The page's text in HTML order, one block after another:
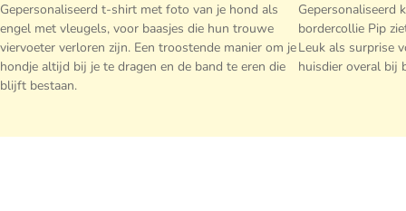
Gepersonaliseerd t-shirt met foto van je hond als
engel met vleugels, voor baasjes die hun trouwe
viervoeter verloren zijn. Een troostende manier om je
hondje altijd bij je te dragen en de band te eren die
blijft bestaan.
Gepersonaliseerd
bordercollie Pip
Leuk als surprise
huisdier overal bij